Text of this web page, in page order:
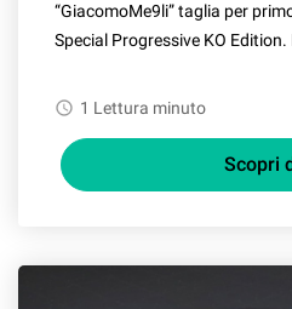
“GiacomoMe9li” taglia per
Special Progressive KO
watch_later 1 Lettura minuto
Scopri